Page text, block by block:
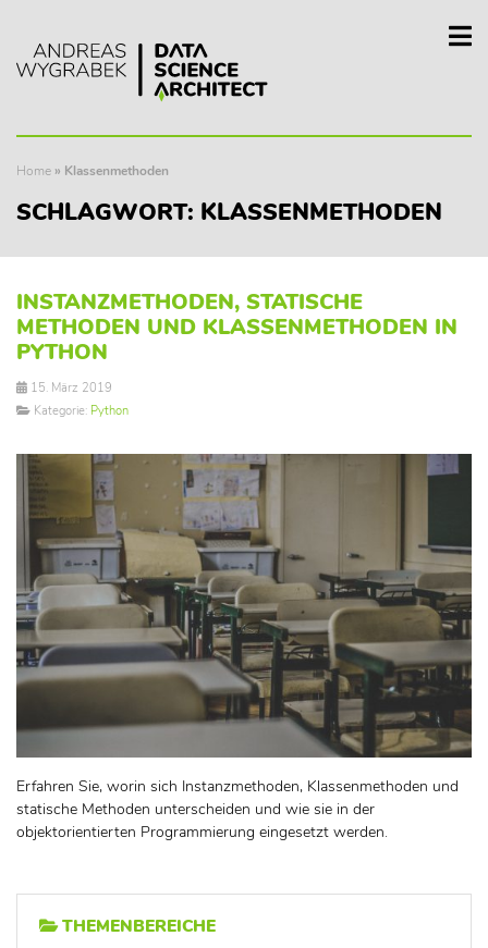
Home » Klassenmethoden
SCHLAGWORT: KLASSENMETHODEN
INSTANZMETHODEN, STATISCHE
METHODEN UND KLASSENMETHODEN IN
PYTHON
15. März 2019
Kategorie: Python
Erfahren Sie, worin sich Instanzmethoden, Klassenmethoden und
statische Methoden unterscheiden und wie sie in der
objektorientierten Programmierung eingesetzt werden.
THEMENBEREICHE